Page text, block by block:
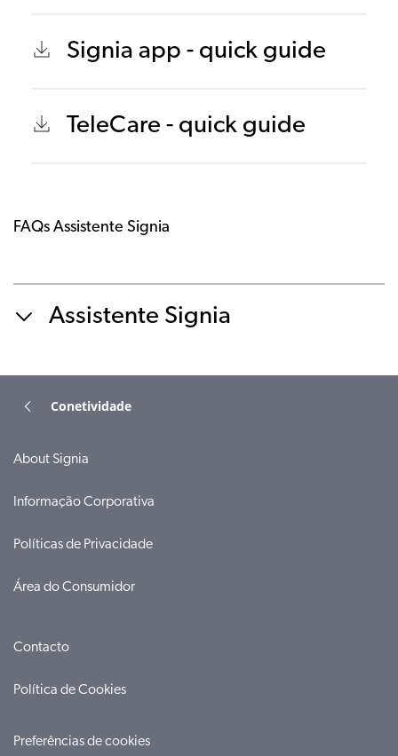
Signia app - quick guide
TeleCare - quick guide
FAQs Assistente Signia
Assistente Signia
Conetividade
About Signia
Informação Corporativa
Políticas de Privacidade
Área do Consumidor
Contacto
Política de Cookies
Preferências de cookies